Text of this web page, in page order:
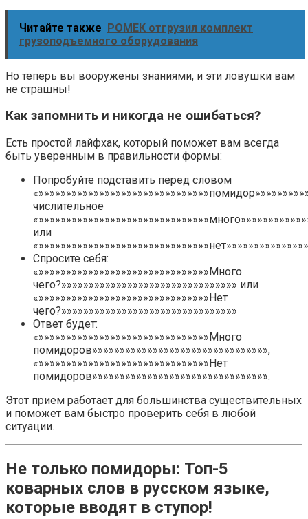
Читайте также РОМЕК отгрузил комплект
грузоподъемного оборудования
Но теперь вы вооружены знаниями, и эти ловушки вам
не страшны!
Как запомнить и никогда не ошибаться?
Есть простой лайфхак, который поможет вам всегда
быть уверенным в правильности формы:
Попробуйте подставить перед словом
числительное
или
Спросите себя:
«»»»»»»»»»»»»»»»»»»»»»»»»»»»»»»»Много
чего?»»»»»»»»»»»»»»»»»»»»»»»»»»»»»»»» или
«»»»»»»»»»»»»»»»»»»»»»»»»»»»»»»»Нет
чего?»»»»»»»»»»»»»»»»»»»»»»»»»»»»»»»»
Ответ будет:
«»»»»»»»»»»»»»»»»»»»»»»»»»»»»»»»Много
помидоров»»»»»»»»»»»»»»»»»»»»»»»»»»»»»»»»,
«»»»»»»»»»»»»»»»»»»»»»»»»»»»»»»»Нет
помидоров»»»»»»»»»»»»»»»»»»»»»»»»»»»»»»»».
Этот прием работает для большинства существительных
и поможет вам быстро проверить себя в любой
ситуации.
Не только помидоры: Топ-5
коварных слов в русском языке,
которые вводят в ступор!